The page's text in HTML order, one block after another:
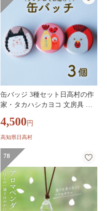
5mm ジルコニアピアス SILVER
缶バッジ 3種セット日高村の作
家・タカハシカヨコ 文房具 ラ
4,500 円
高知県日高村
78